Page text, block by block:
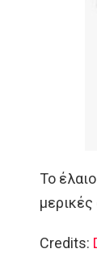
Το
Credits: